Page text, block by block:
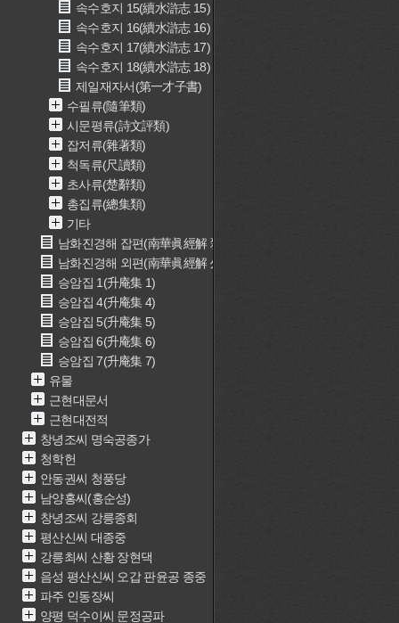
속수호지 15(續水滸志 15)
속수호지 16(續水滸志 16)
속수호지 17(續水滸志 17)
속수호지 18(續水滸志 18)
제일재자서(第一才子書)
수필류(隨筆類)
시문평류(詩文評類)
잡저류(雜著類)
척독류(尺讀類)
초사류(楚辭類)
총집류(總集類)
기타
남화진경해 잡편(南華眞經解 雜篇)
남화진경해 외편(南華眞經解 外篇)
승암집 1(升庵集 1)
승암집 4(升庵集 4)
승암집 5(升庵集 5)
승암집 6(升庵集 6)
승암집 7(升庵集 7)
유물
근현대문서
근현대전적
창녕조씨 명숙공종가
청학헌
안동권씨 청풍당
남양홍씨(홍순성)
창녕조씨 강릉종회
평산신씨 대종중
강릉최씨 산황 장현댁
음성 평산신씨 오갑 판윤공 종중
파주 인동장씨
양평 덕수이씨 문정공파